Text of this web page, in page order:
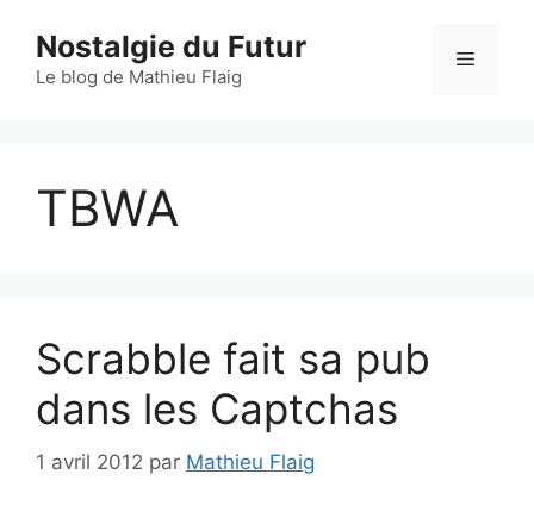
contenu
Nostalgie du Futur
Le blog de Mathieu Flaig
Menu
TBWA
Scrabble fait sa pub
dans les Captchas
1 avril 2012 par Mathieu Flaig